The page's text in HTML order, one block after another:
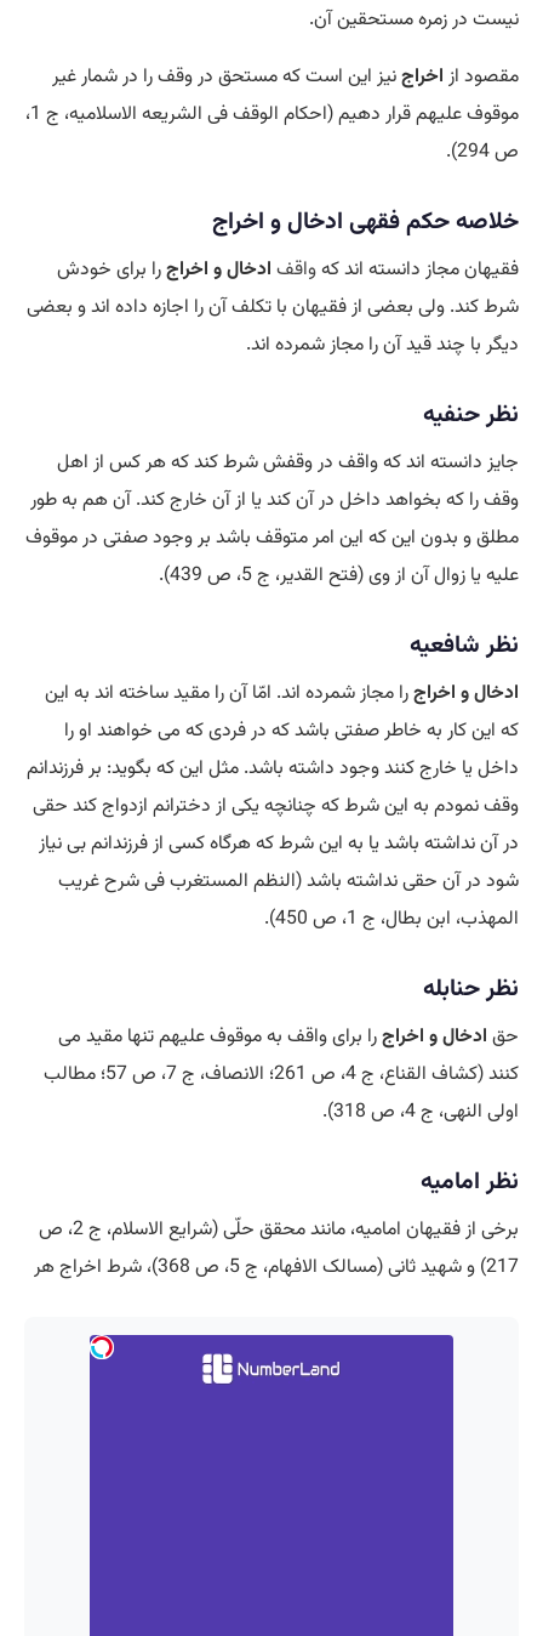
نیست در زمره مستحقین آن.
مقصود از اخراجنیز این است که مستحق در وقف را در شمار غیر
موقوف علیهم قرار دهیم (احکام الوقف فی الشریعه الاسلامیه، ج 1،
ص 294).
خلاصه حکم فقهی ادخال و اخراج
فقیهان مجاز دانسته اند کهواقف ادخال و اخراجرا برای خودش
شرط کند. ولی بعضی از فقیهان با تکلف آن را اجازه داده اند و بعضی
دیگر با چند قید آن را مجاز شمرده اند.
نظر حنفیه
جایز دانسته اند که واقف در وقفش شرط کند که هر کس از اهل
وقف را که بخواهد داخل در آن کند یا از آن خارج کند. آن هم به طور
مطلق و بدون این که این امر متوقف باشد بر وجود صفتی در موقوف
علیه یا زوال آن از وی (فتح القدیر، ج 5، ص 439).
نظر شافعیه
ادخال و اخراجرا مجاز شمرده اند. امّا آن را مقید ساخته اند به این
که این کار به خاطر صفتی باشد که در فردی که می خواهند او را
داخل یا خارج کنند وجود داشته باشد. مثل این که بگوید: بر فرزندانم
وقف نمودم به این شرط که چنانچه یکی از دخترانم ازدواج کند حقی
در آن نداشته باشد یا به این شرط که هرگاه کسی از فرزندانم بی نیاز
شود در آن حقی نداشته باشد (النظم المستغرب فی شرح غریب
المهذب، ابن بطال، ج 1، ص 450).
نظر حنابله
حق ادخال و اخراجرا برای واقف به موقوف علیهم تنها مقید می
کنند (کشاف القناع، ج 4، ص 261؛ الانصاف، ج 7، ص 57؛ مطالب
اولی النهی، ج 4، ص 318).
نظر امامیه
برخی از فقیهان امامیه، مانند محقق حلّی (شرایع الاسلام، ج 2، ص
217) و شهید ثانی (مسالک الافهام، ج 5، ص 368)، شرط اخراج هر